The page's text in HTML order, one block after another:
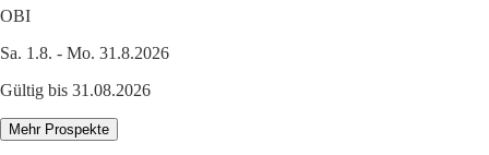
OBI
Sa. 1.8. - Mo. 31.8.2026
Gültig bis 31.08.2026
Mehr Prospekte